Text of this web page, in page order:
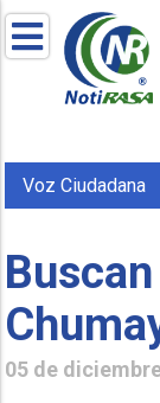
Voz Ciudadana
05 de